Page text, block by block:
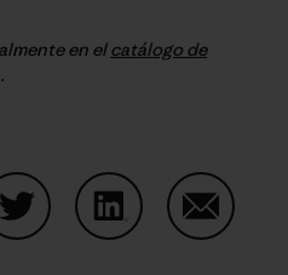
en elcatálogo de
.